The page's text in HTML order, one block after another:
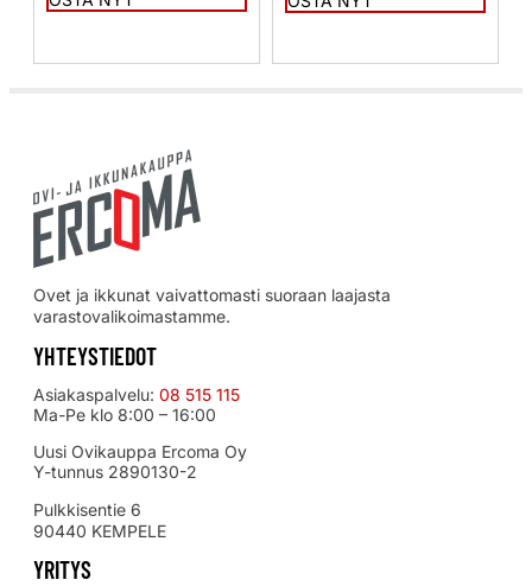
Ovet ja ikkunat vaivattomasti suoraan laajasta
varastovalikoimastamme.
YHTEYSTIEDOT
Asiakaspalvelu: 08 515 115
Ma-Pe klo 8:00 – 16:00
Uusi Ovikauppa Ercoma Oy
Y-tunnus 2890130-2
Pulkkisentie 6
90440 KEMPELE
YRITYS